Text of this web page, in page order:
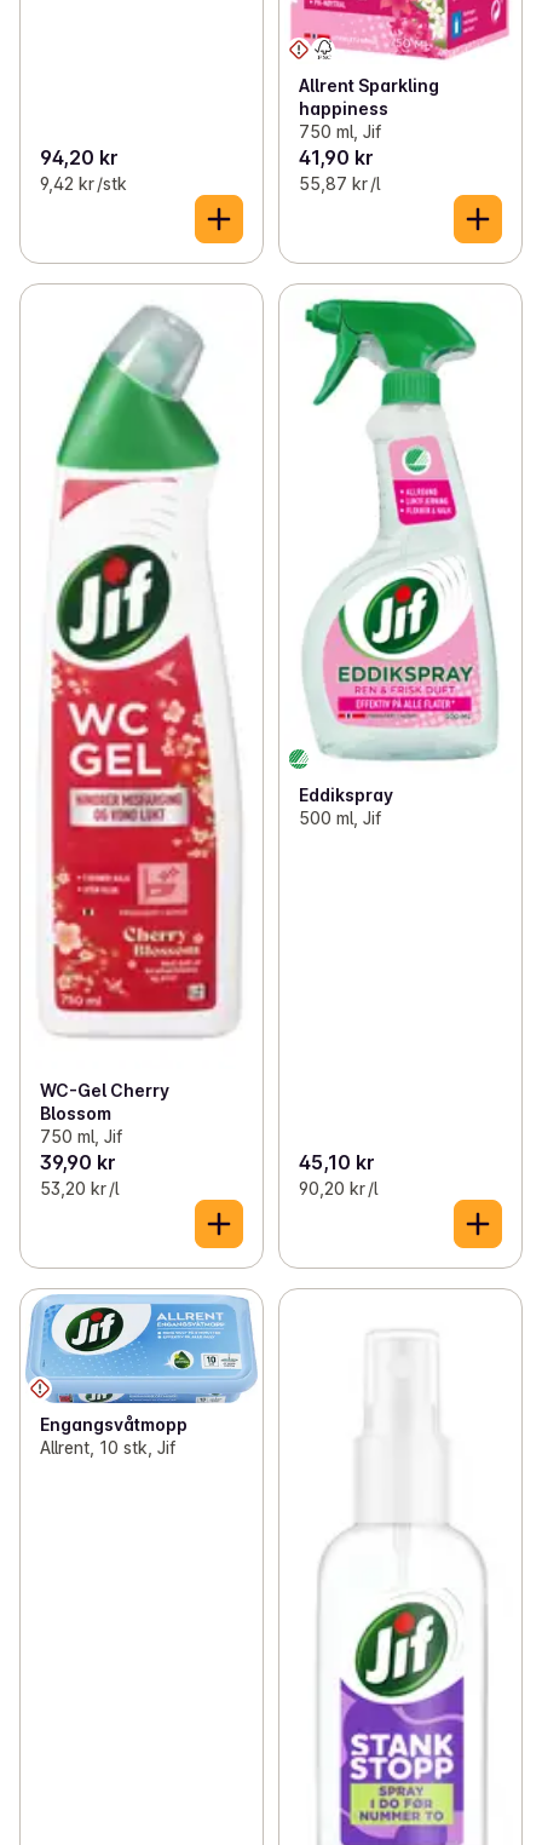
94,20 kr
9,42 kr /stk
Allrent Sparkling
happiness
750 ml, Jif
41,90 kr
55,87 kr /l
WC-Gel Cherry
Blossom
750 ml, Jif
39,90 kr
53,20 kr /l
Eddikspray
500 ml, Jif
45,10 kr
90,20 kr /l
Engangsvåtmopp
Allrent, 10 stk, Jif